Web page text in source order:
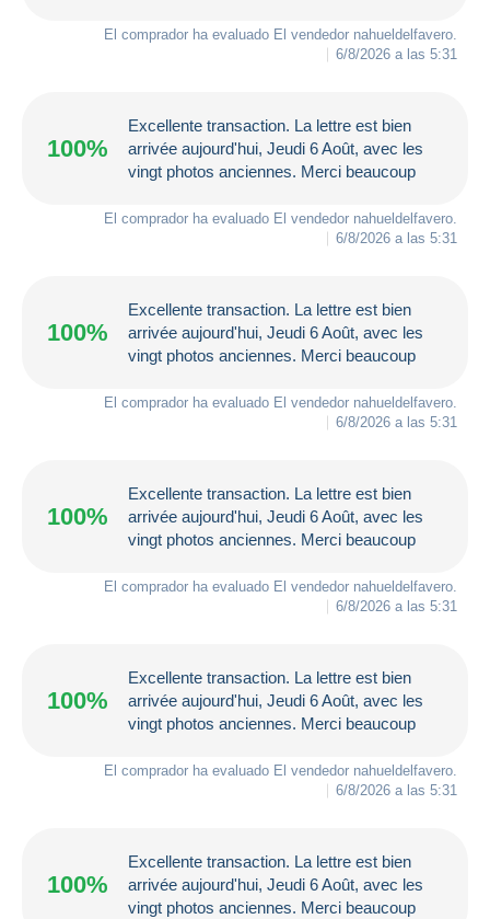
El comprador ha evaluado El vendedor nahueldelfavero.
6/8/2026 a las 5:31
100%
Excellente transaction. La lettre est bien
arrivée aujourd'hui, Jeudi 6 Août, avec les
vingt photos anciennes. Merci beaucoup
El comprador ha evaluado El vendedor nahueldelfavero.
6/8/2026 a las 5:31
100%
Excellente transaction. La lettre est bien
arrivée aujourd'hui, Jeudi 6 Août, avec les
vingt photos anciennes. Merci beaucoup
El comprador ha evaluado El vendedor nahueldelfavero.
6/8/2026 a las 5:31
100%
Excellente transaction. La lettre est bien
arrivée aujourd'hui, Jeudi 6 Août, avec les
vingt photos anciennes. Merci beaucoup
El comprador ha evaluado El vendedor nahueldelfavero.
6/8/2026 a las 5:31
100%
Excellente transaction. La lettre est bien
arrivée aujourd'hui, Jeudi 6 Août, avec les
vingt photos anciennes. Merci beaucoup
El comprador ha evaluado El vendedor nahueldelfavero.
6/8/2026 a las 5:31
100%
Excellente transaction. La lettre est bien
arrivée aujourd'hui, Jeudi 6 Août, avec les
vingt photos anciennes. Merci beaucoup